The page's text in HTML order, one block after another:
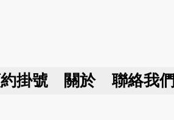
掛號 關於 聯絡我們